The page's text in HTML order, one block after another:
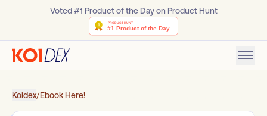
Voted #1 Product of the Day on Product Hunt
Koidex/Ebook Here!